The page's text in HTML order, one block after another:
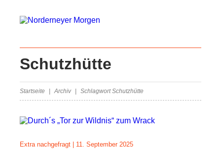
Schutzhütte
Startseite Archiv Schlagwort Schutzhütte
Extra nachgefragt 11. September 2025